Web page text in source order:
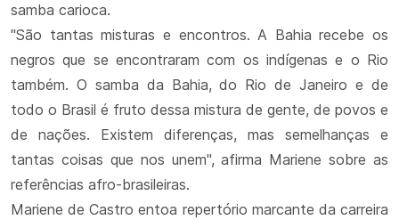
samba carioca.
"São tantas misturas e encontros. A Bahia recebe os
negros que se encontraram com os indígenas e o Rio
também. O samba da Bahia, do Rio de Janeiro e de
todo o Brasil é fruto dessa mistura de gente, de povos e
de nações. Existem diferenças, mas semelhanças e
tantas coisas que nos unem", afirma Mariene sobre as
referências afro-brasileiras.
Mariene de Castro entoa repertório marcante da carreira